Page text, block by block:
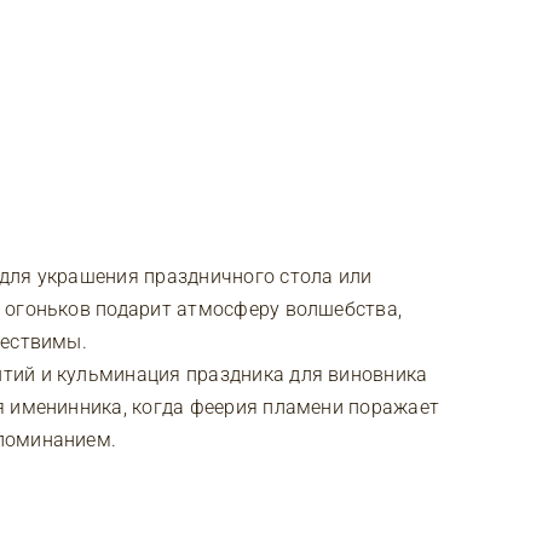
украшения праздничного стола или
подарит атмосферу волшебства,
и кульминация праздника для виновника
когда феерия пламени поражает